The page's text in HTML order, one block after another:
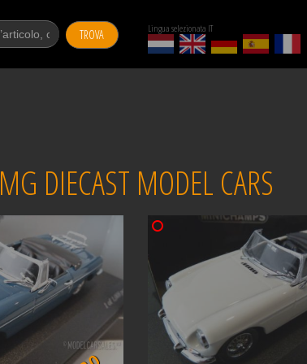
TROVA Lingua selezionata IT
MG DIECAST MODEL CARS